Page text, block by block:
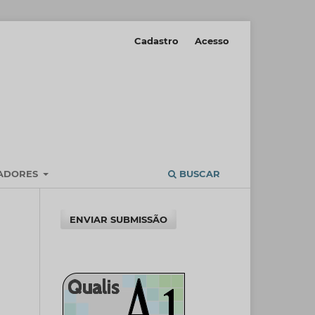
BUSCAR
Cadastro Acesso
ENVIAR SUBMISSÃO